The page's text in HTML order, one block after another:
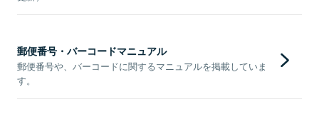
郵便番号・バーコードマニュアル
郵便番号や、バーコードに関するマニュアルを掲載していま
す。